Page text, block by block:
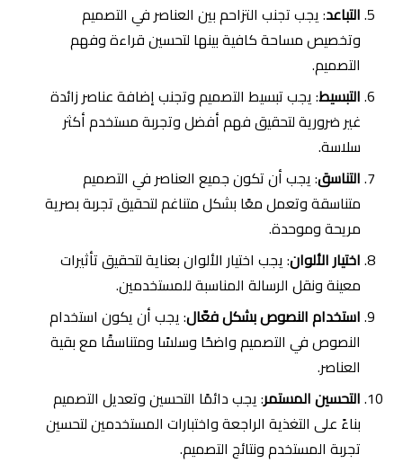
التباعد: يجب تجنب التزاحم بين العناصر في التصميم
وتخصيص مساحة كافية بينها لتحسين قراءة وفهم
التصميم.
التبسيط: يجب تبسيط التصميم وتجنب إضافة عناصر زائدة
غير ضرورية لتحقيق فهم أفضل وتجربة مستخدم أكثر
سلاسة.
التناسق: يجب أن تكون جميع العناصر في التصميم
متناسقة وتعمل معًا بشكل متناغم لتحقيق تجربة بصرية
مريحة وموحدة.
اختيار الألوان: يجب اختيار الألوان بعناية لتحقيق تأثيرات
معينة ونقل الرسالة المناسبة للمستخدمين.
استخدام النصوص بشكل فعّال: يجب أن يكون استخدام
النصوص في التصميم واضحًا وسلسًا ومتناسقًا مع بقية
العناصر.
التحسين المستمر: يجب دائمًا التحسين وتعديل التصميم
بناءً على التغذية الراجعة واختبارات المستخدمين لتحسين
تجربة المستخدم ونتائج التصميم.